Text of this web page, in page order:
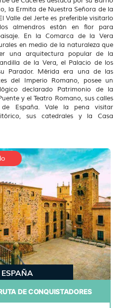
la Ermita de Nuestra Señora de la
Valle del Jerte es preferible visitarlo
almendros están en flor para
En la Comarca de la Vera
en medio de la naturaleza que
una arquitectura popular de la
de la Vera, el Palacio de los
Parador. Mérida era una de las
del Imperio Romano, posee un
declarado Patrimonio de la
y el Teatro Romano, sus calles
España. Vale la pena visitar
sus catedrales y la Casa
ESPAÑA
DE CONQUISTADORES